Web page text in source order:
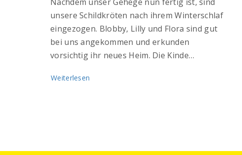
unsere Schildkröten nach ihrem Winterschlaf
eingezogen. Blobby, Lilly und Flora sind gut
bei uns angekommen und erkunden
vorsichtig ihr neues Heim. Die Kinde…
Weiterlesen